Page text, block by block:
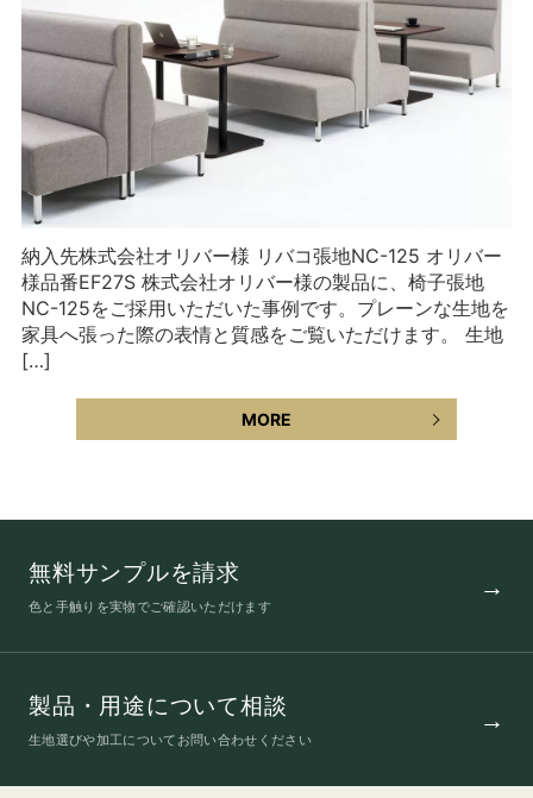
納入先株式会社オリバー様 リバコ張地NC-125 オリバー
様品番EF27S 株式会社オリバー様の製品に、椅子張地
NC-125をご採用いただいた事例です。プレーンな生地を
家具へ張った際の表情と質感をご覧いただけます。 生地
[…]
MORE
無料サンプルを請求
色と手触りを実物でご確認いただけます
製品・用途について相談
生地選びや加工についてお問い合わせください